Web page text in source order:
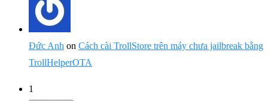
Đức Anh on Cách cài TrollStore trên máy chưa jailbreak bằng
TrollHelperOTA
1